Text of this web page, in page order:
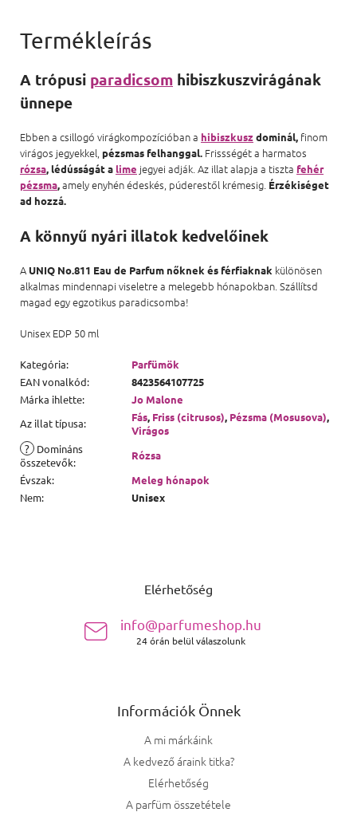
A trópusi paradicsom hibiszkuszvirágának
ünnepe
Ebben a csillogó virágkompozícióban a hibiszkusz dominál, finom
virágos jegyekkel, pézsmas felhanggal. Frissségét a harmatos
rózsa, lédússágát a lime jegyei adják. Az illat alapja a tiszta fehér
pézsma,amely enyhén édeskés, púderestől krémesig. Érzékiséget
ad hozzá.
A könnyű nyári illatok kedvelőinek
A UNIQ No.811 Eau de Parfum nőknek és férfiaknak különösen
alkalmas mindennapi viseletre a melegebb hónapokban. Szállítsd
magad egy egzotikus paradicsomba!
Unisex EDP 50 ml
Kategória:
Parfümök
EAN vonalkód:
8423564107725
Márka ihlette:
Jo Malone
Az illat típusa: Fás, Friss (citrusos), Pézsma (Mosusova),
Virágos
? Domináns
összetevők:
Rózsa
Évszak:
Meleg hónapok
Nem: Unisex
Elérhetőség
info@parfumeshop.hu
24 órán belül válaszolunk
Információk Önnek
A mi márkáink
A kedvező áraink titka?
Elérhetőség
A parfüm összetétele